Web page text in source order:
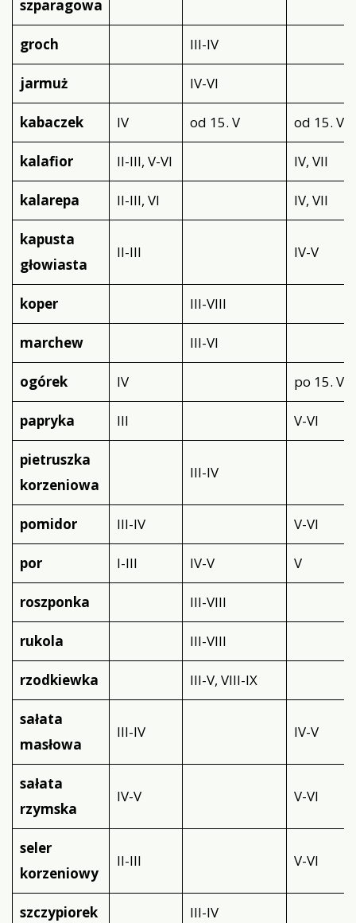
szparagowa
groch III-IV
jarmuż IV-VI
kabaczek IV od 15. V od 15. V
kalafior II-III, V-VI IV, VII
kalarepa II-III, VI IV, VII
kapusta
głowiasta
II-III IV-V
koper III-VIII
marchew III-VI
ogórek IV po 15. V
papryka III V-VI
pietruszka
korzeniowa
III-IV
pomidor III-IV V-VI
por I-III IV-V V
roszponka III-VIII
rukola III-VIII
rzodkiewka III-V, VIII-IX
sałata
masłowa
III-IV IV-V
sałata
rzymska
IV-V V-VI
seler
korzeniowy
II-III V-VI
szczypiorek III-IV